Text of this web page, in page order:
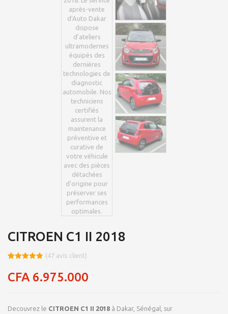
CITROEN C1 II 2018
sur 5
basé sur
client
(47 avis client)
CFA 6.975.000
Decouvrez le CITROEN C1 II 2018 à Dakar, Sénégal, sur